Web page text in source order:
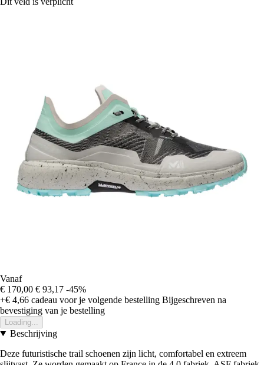
Vanaf
€ 170,00 € 93,17 -45%
+€ 4,66 cadeau voor je volgende bestelling Bijgeschreven na
bevestiging van je bestelling
Loading...
Beschrijving
Deze futuristische trail schoenen zijn licht, comfortabel en extreem